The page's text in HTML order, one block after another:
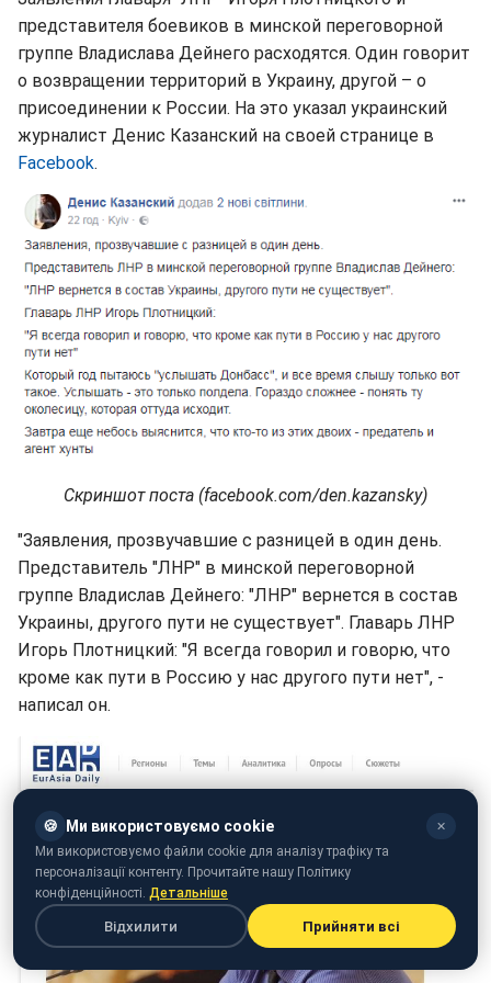
представителя боевиков в минской переговорной
группе Владислава Дейнего расходятся. Один говорит
о возвращении территорий в Украину, другой – о
присоединении к России. На это указал украинский
журналист Денис Казанский на своей странице в
Facebook.
Скриншот поста (facebook.com/den.kazansky)
"Заявления, прозвучавшие с разницей в один день.
Представитель "ЛНР" в минской переговорной
группе Владислав Дейнего: "ЛНР" вернется в состав
Украины, другого пути не существует". Главарь ЛНР
Игорь Плотницкий: "Я всегда говорил и говорю, что
кроме как пути в Россию у нас другого пути нет", -
написал он.
🍪 Ми використовуємо cookie ✕
Ми використовуємо файли cookie для аналізу трафіку та
персоналізації контенту. Прочитайте нашу Політику
конфіденційності. Детальніше
Відхилити Прийняти всі